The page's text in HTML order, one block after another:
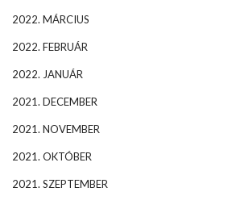
2022. MÁRCIUS
2022. FEBRUÁR
2022. JANUÁR
2021. DECEMBER
2021. NOVEMBER
2021. OKTÓBER
2021. SZEPTEMBER